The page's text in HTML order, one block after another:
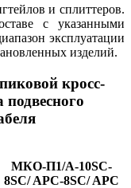
и сплиттеров.
с указанными
эксплуатации
изделий.
кросс-
МКО-П1/А-10SC-
8SC/ APC-8SC/ APC